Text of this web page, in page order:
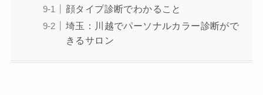
顔タイプ診断でわかること
埼玉：川越でパーソナルカラー診断がで
きるサロン